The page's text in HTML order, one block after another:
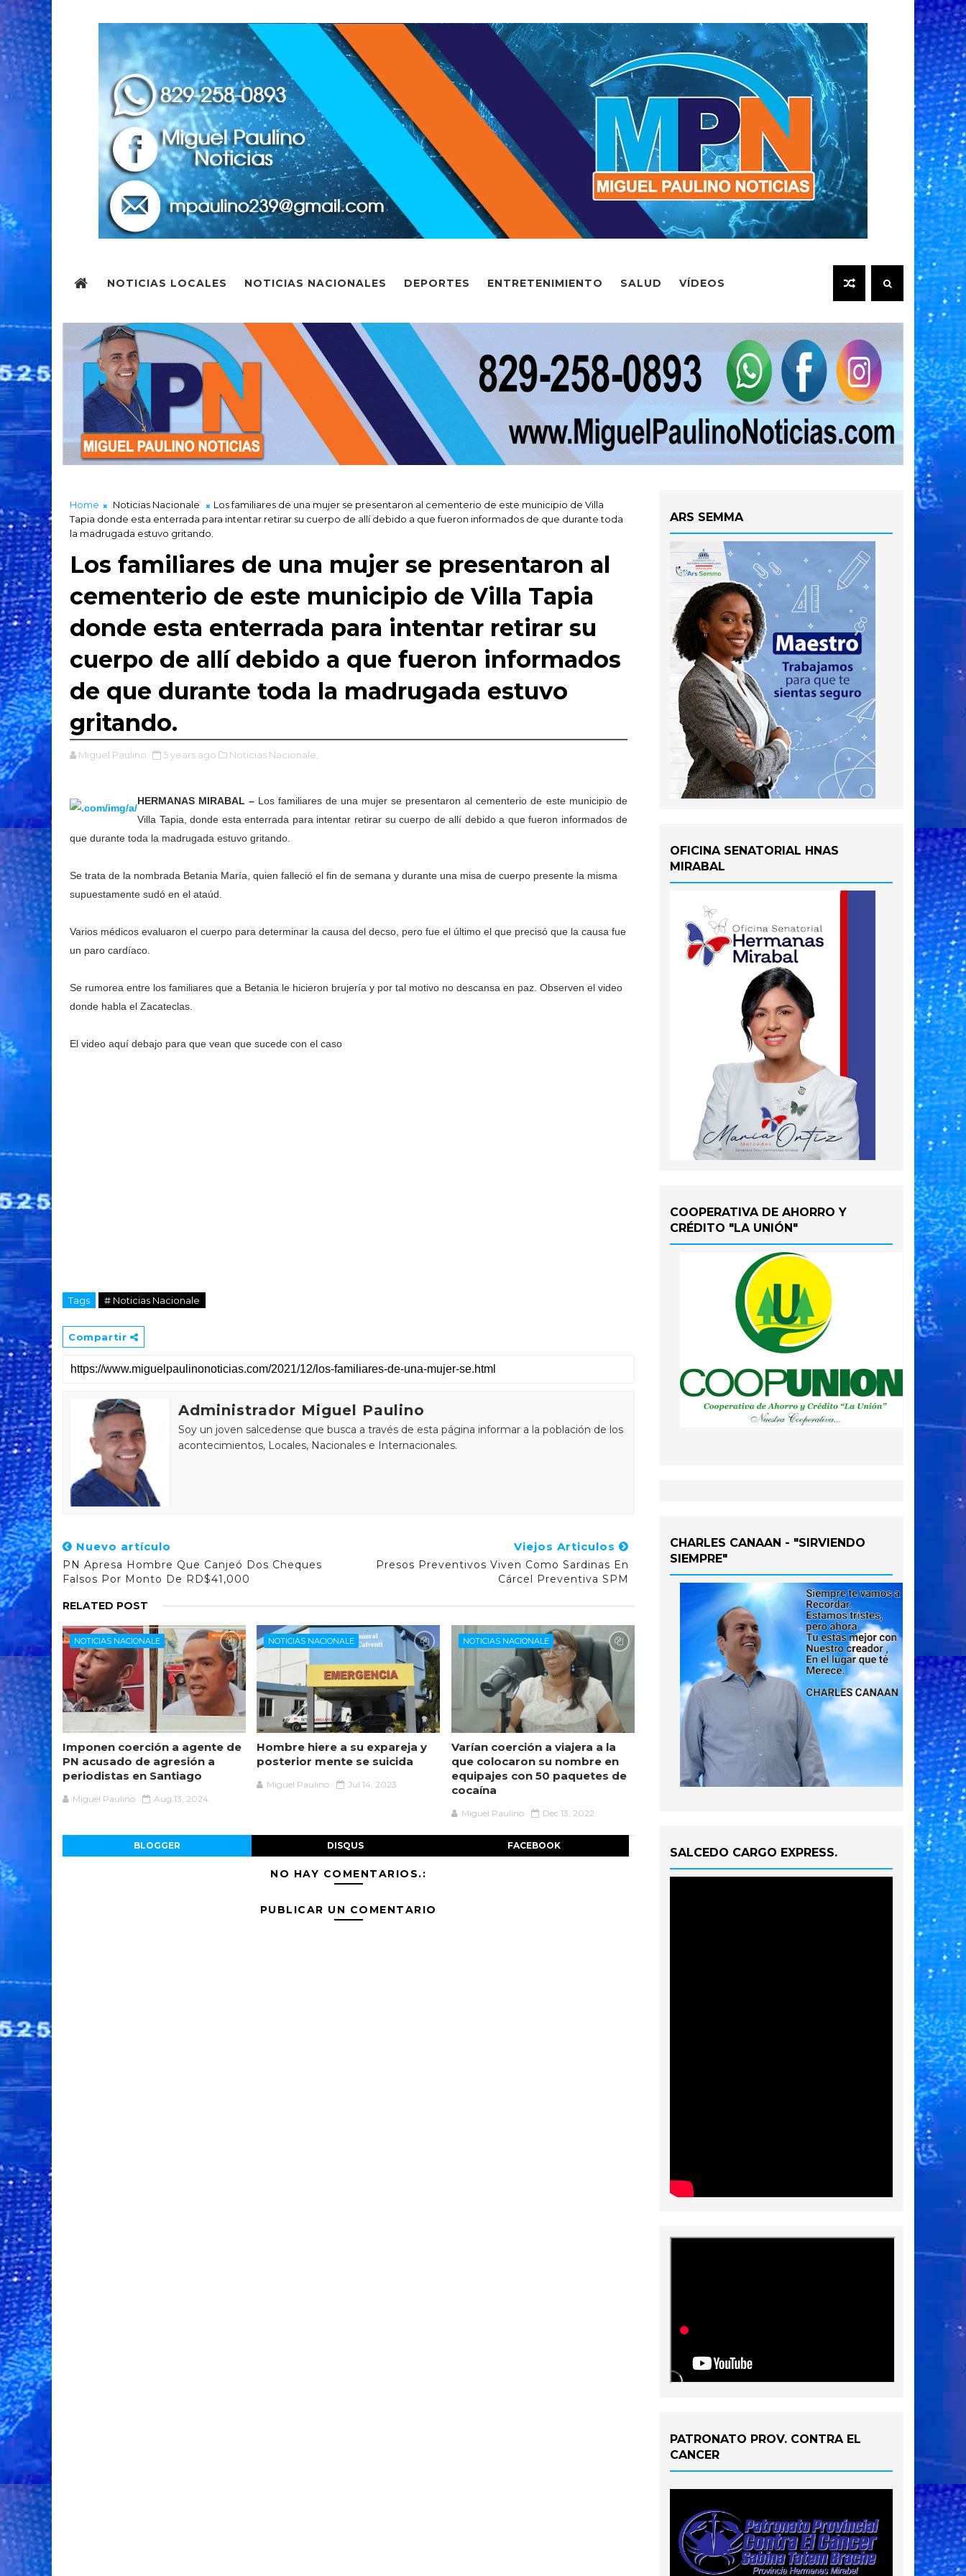
NOTICIAS LOCALES NOTICIAS NACIONALES DEPORTES ENTRETENIMIENTO SALUD VÍDEOS
Home Noticias Nacionale
Los familiares de una mujer se presentaron al cementerio de este municipio de Villa
Tapia donde esta enterrada para intentar retirar su cuerpo de allí debido a que fueron informados de que durante toda
la madrugada estuvo gritando.
Los familiares de una mujer se presentaron al
cementerio de este municipio de Villa Tapia
donde esta enterrada para intentar retirar su
cuerpo de allí debido a que fueron informados
de que durante toda la madrugada estuvo
gritando.
Miguel Paulino 5 years ago Noticias Nacionale,
HERMANAS MIRABAL – Los familiares de una mujer se presentaron al cementerio de este municipio de
Villa Tapia, donde esta enterrada para intentar retirar su cuerpo de allí debido a que fueron informados de
que durante toda la madrugada estuvo gritando.
Se trata de la nombrada Betania María, quien falleció el fin de semana y durante una misa de cuerpo presente la misma
supuestamente sudó en el ataúd.
Varios médicos evaluaron el cuerpo para determinar la causa del decso, pero fue el último el que precisó que la causa fue
un paro cardíaco.
Se rumorea entre los familiares que a Betania le hicieron brujería y por tal motivo no descansa en paz. Observen el video
donde habla el Zacateclas.
El video aquí debajo para que vean que sucede con el caso
Tags # Noticias Nacionale
Compartir
Administrador Miguel Paulino
Soy un joven salcedense que busca a través de esta página informar a la población de los
acontecimientos, Locales, Nacionales e Internacionales.
Nuevo artículo
PN Apresa Hombre Que Canjeó Dos Cheques
Falsos Por Monto De RD$41,000
Viejos Articulos
Presos Preventivos Viven Como Sardinas En
Cárcel Preventiva SPM
RELATED POST
NOTICIAS NACIONALE
Imponen coerción a agente de
PN acusado de agresión a
periodistas en Santiago
Miguel Paulino Aug 13, 2024
NOTICIAS NACIONALE
Hombre hiere a su expareja y
posterior mente se suicida
Miguel Paulino Jul 14, 2023
NOTICIAS NACIONALE
Varían coerción a viajera a la
que colocaron su nombre en
equipajes con 50 paquetes de
cocaína
Miguel Paulino Dec 13, 2022
BLOGGER DISQUS FACEBOOK
NO HAY COMENTARIOS.:
PUBLICAR UN COMENTARIO
ARS SEMMA
OFICINA SENATORIAL HNAS
MIRABAL
COOPERATIVA DE AHORRO Y
CRÉDITO "LA UNIÓN"
CHARLES CANAAN - "SIRVIENDO
SIEMPRE"
SALCEDO CARGO EXPRESS.
PATRONATO PROV. CONTRA EL
CANCER